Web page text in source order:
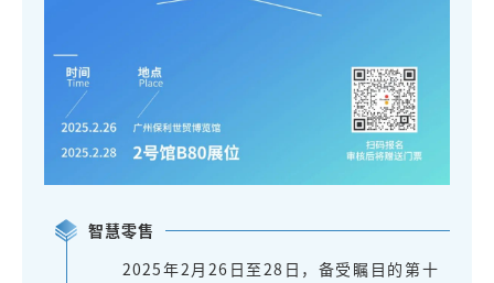
智慧零售
2025年2月26日至28日，备受瞩目的第十